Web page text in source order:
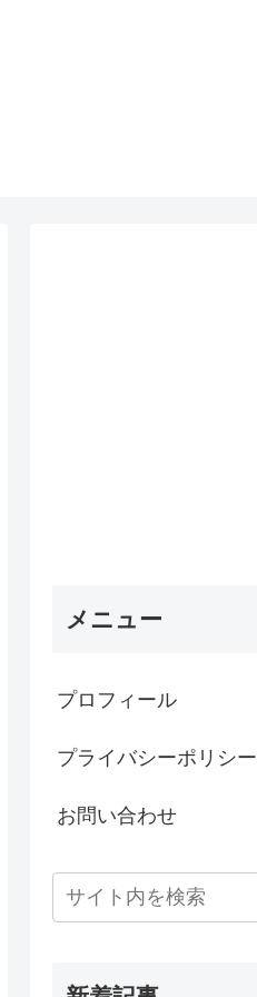
メニュー
プロフィール
プライバシーポリシー
お問い合わせ